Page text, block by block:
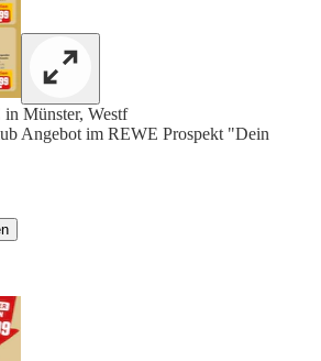
Münster, Westf
Angebot im REWE Prospekt "Dein